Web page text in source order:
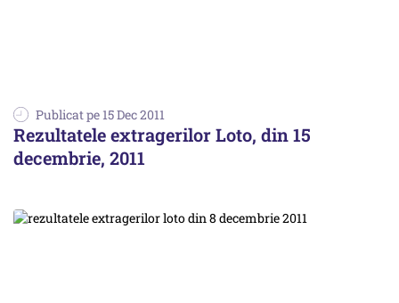
Publicat pe 15 Dec 2011
Rezultatele extragerilor Loto, din 15
decembrie, 2011